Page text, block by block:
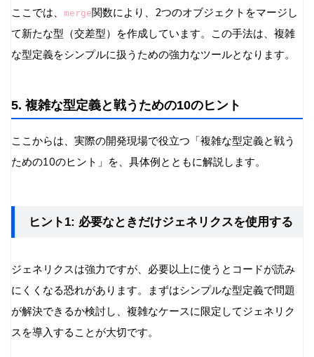
ここでは、 merge関数により、2つのオブジェクトをマージし
て新たな型（交差型）を作成しています。この手法は、複雑
な型定義をシンプルに扱うための強力なツールとなります。
5. 複雑な型定義と戦うための10のヒント
ここからは、実際の開発現場で役立つ「複雑な型定義と戦う
ための10のヒント」を、具体例とともに解説します。
ヒント1: 必要なときだけジェネリクスを使用する
ジェネリクスは強力ですが、必要以上に使うとコードが読み
にくくなる恐れがあります。まずはシンプルな型定義で問題
が解決できるか検討し、複雑なケースに限定してジェネリク
スを導入することが大切です。